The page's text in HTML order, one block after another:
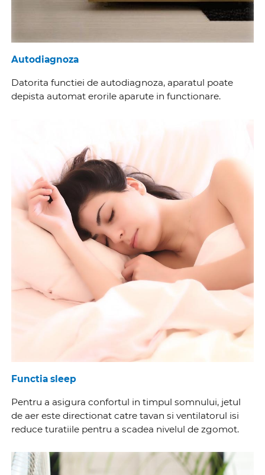
Autodiagnoza
Datorita functiei de autodiagnoza, aparatul poate
depista automat erorile aparute in functionare.
Functia sleep
Pentru a asigura confortul in timpul somnului, jetul
de aer este directionat catre tavan si ventilatorul isi
reduce turatiile pentru a scadea nivelul de zgomot.